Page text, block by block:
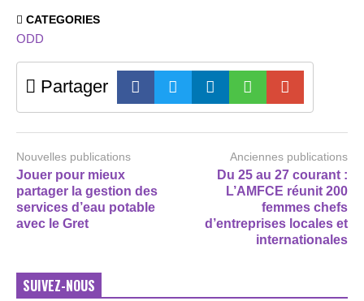
CATEGORIES
ODD
Partager
Nouvelles publications
Jouer pour mieux
partager la gestion des
services d’eau potable
avec le Gret
Anciennes publications
Du 25 au 27 courant :
L’AMFCE réunit 200
femmes chefs
d’entreprises locales et
internationales
SUIVEZ-NOUS